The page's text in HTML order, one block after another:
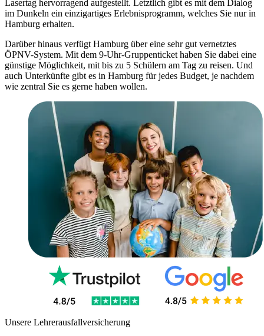
Lasertag hervorragend aufgestellt. Letztlich gibt es mit dem Dialog
im Dunkeln ein einzigartiges Erlebnisprogramm, welches Sie nur in
Hamburg erhalten.
Darüber hinaus verfügt Hamburg über eine sehr gut vernetztes
ÖPNV-System. Mit dem 9-Uhr-Gruppenticket haben Sie dabei eine
günstige Möglichkeit, mit bis zu 5 Schülern am Tag zu reisen. Und
auch Unterkünfte gibt es in Hamburg für jedes Budget, je nachdem
wie zentral Sie es gerne haben wollen.
Unsere Lehrerausfallversicherung